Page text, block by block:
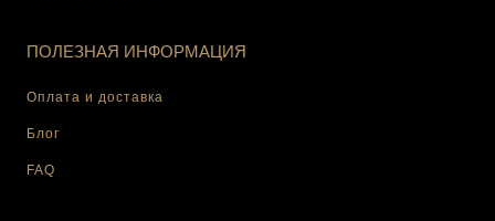
ПОЛЕЗНАЯ ИНФОРМАЦИЯ
Оплата и доставка
Блог
FAQ